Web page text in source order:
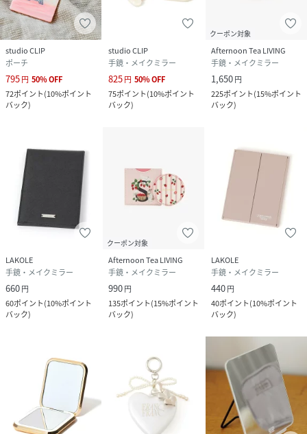
studio CLIP
ポーチ
795円 50%OFF
72ポイント(10%ポイント
バック)
studio CLIP
手鏡・メイクミラー
825円 50%OFF
75ポイント(10%ポイント
バック)
クーポン対象
Afternoon Tea LIVING
手鏡・メイクミラー
1,650円
225ポイント(15%ポイント
バック)
LAKOLE
手鏡・メイクミラー
660円
60ポイント(10%ポイント
バック)
クーポン対象
Afternoon Tea LIVING
手鏡・メイクミラー
990円
135ポイント(15%ポイント
バック)
LAKOLE
手鏡・メイクミラー
440円
40ポイント(10%ポイント
バック)